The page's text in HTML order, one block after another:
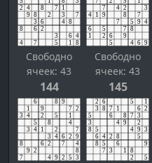
Свободно
ячеек: 43
Свободно
ячеек: 43
144 145